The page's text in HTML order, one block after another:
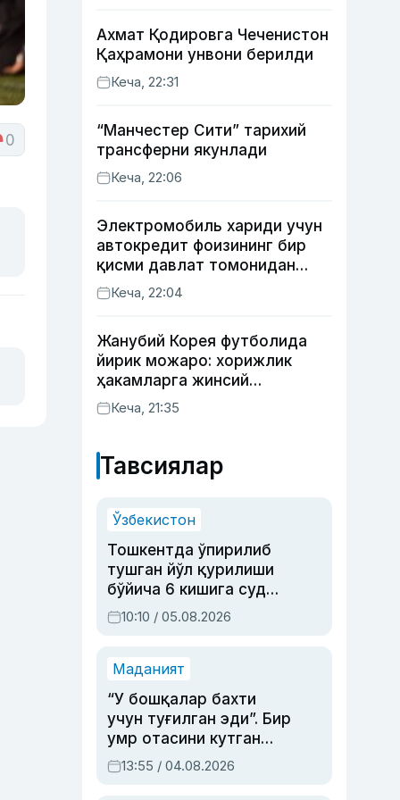
0
Ахмат Қодировга Чеченистон
Қаҳрамони унвони берилди
Кеча, 22:31
“Манчестер Сити” тарихий
трансферни якунлади
Кеча, 22:06
Электромобиль хариди учун
автокредит фоизининг бир
қисми давлат томонидан
қоплаб берилиши мумкин
Кеча, 22:04
Жанубий Корея футболида
йирик можаро: хорижлик
ҳакамларга жинсий
хизматлар кўрсатилгани
маълум қилинди
Кеча, 21:35
Тавсиялар
Ўзбекистон
Тошкентда ўпирилиб
тушган йўл қурилиши
бўйича 6 кишига суд
ҳукми ўқилди
10:10 / 05.08.2026
Маданият
“У бошқалар бахти
учун туғилган эди”. Бир
умр отасини кутган
актриса ва дубльяж
устаси Римма
13:55 / 04.08.2026